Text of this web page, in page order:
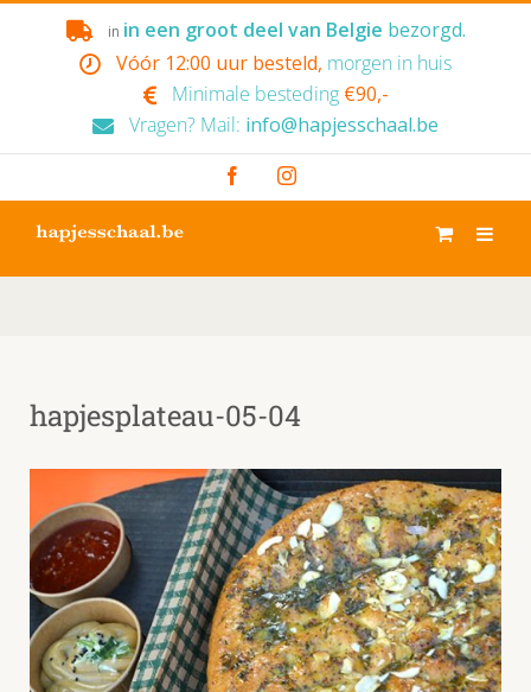
in in een groot deel van Belgie bezorgd.
Vóór 12:00 uur besteld, morgen in huis
Minimale besteding €90,-
Vragen? Mail: info@hapjesschaal.be
FacebookInstagram
hapjesplateau-05-04